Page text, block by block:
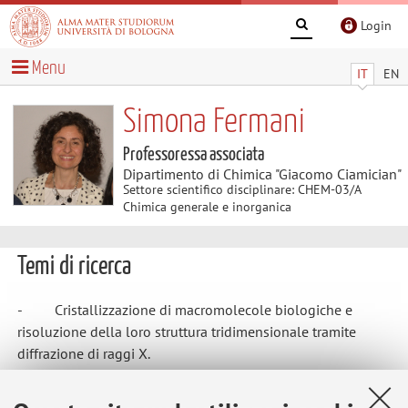
Login
IT EN
Menu
Simona Fermani
Professoressa associata
Dipartimento di Chimica "Giacomo Ciamician"
Settore scientifico disciplinare: CHEM-03/A
Chimica generale e inorganica
Temi di ricerca
- Cristallizzazione di macromolecole biologiche e
risoluzione della loro struttura tridimensionale tramite
diffrazione di raggi X.
calcio su matrici collagenose contenenti polielettroliti.